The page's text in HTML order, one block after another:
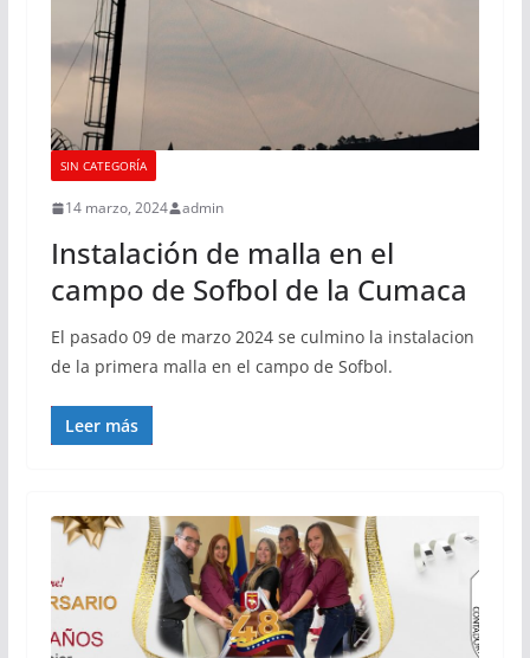
SIN CATEGORÍA
14 marzo, 2024 admin
Instalación de malla en el
campo de Sofbol de la Cumaca
El pasado 09 de marzo 2024 se culmino la instalacion
de la primera malla en el campo de Sofbol.
Leer más